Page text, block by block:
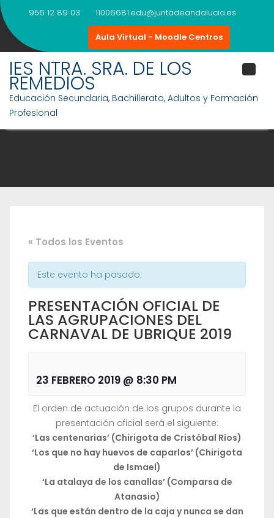
Saltar
al
contenido
956 12 89 03 11006681.edu@juntadeandalucia.es
Aula Virtual - Moodle Centros
IES NTRA. SRA. DE LOS
REMEDIOS
Educación Secundaria, Bachillerato, Adultos y Formación
Profesional
« Todos los Eventos
Este evento ha pasado.
PRESENTACIÓN OFICIAL DE
LAS AGRUPACIONES DEL
CARNAVAL DE UBRIQUE 2019
23 FEBRERO 2019 @ 8:30 PM
El orden de actuación de los grupos durante la
presentación oficial será el siguiente:
‘Las centenarias’ (Chirigota de Cristóbal Ríos)
‘Los que no hay huevos de caparlos’ (Chirigota
de Ismael)
‘La atalaya de los canallas’ (Comparsa de
Atanasio)
‘Las que están dentro de la caja y nunca se dan